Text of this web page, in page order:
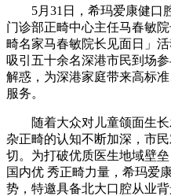
5月31日，希玛爱康健口
门诊部正畸中心主任马春敏
畸名家马春敏院长见面日」
吸引五十余名深港市民到场
解惑，为深港家庭带来高标
服务。
随着大众对儿童颌面生长
杂正畸的认知不断加深，市
切。为打破优质医生地域壁
国内优 秀正畸力量，希玛爱
势，特邀具备北大口腔从业